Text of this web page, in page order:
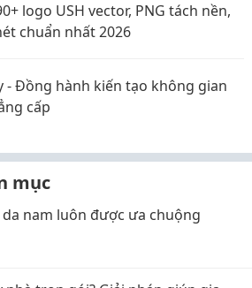
logo USH vector, PNG tách nền,
chuẩn nhất 2026
- Đồng hành kiến tạo không gian
cấp
mục
da nam luôn được ưa chuộng